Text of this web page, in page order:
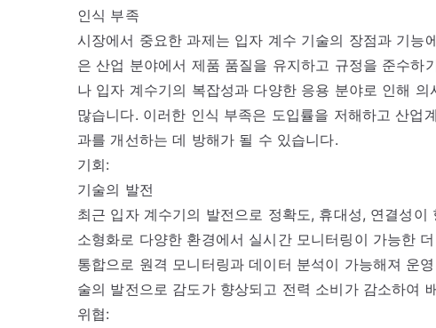
인식 부족
시장에서 중요한 과제는 입자 계수 기술의 장점과 기
은 산업 분야에서 제품 품질을 유지하고 규정을 준수하
나 입자 계수기의 복잡성과 다양한 응용 분야로 인해
많습니다. 이러한 인식 부족은 도입률을 저해하고 산업
과를 개선하는 데 방해가 될 수 있습니다.
기회:
기술의 발전
최근 입자 계수기의 발전으로 정확도, 휴대성, 연결성
소형화로 다양한 환경에서 실시간 모니터링이 가능한
통합으로 원격 모니터링과 데이터 분석이 가능해져 운
술의 발전으로 감도가 향상되고 전력 소비가 감소하여
위협: